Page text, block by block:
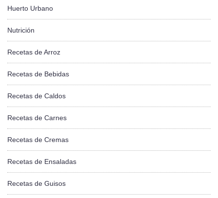
Huerto Urbano
Nutrición
Recetas de Arroz
Recetas de Bebidas
Recetas de Caldos
Recetas de Carnes
Recetas de Cremas
Recetas de Ensaladas
Recetas de Guisos